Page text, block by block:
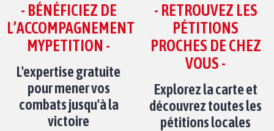
- BÉNÉFICIEZ DE
L’ACCOMPAGNEMENT
MYPETITION -
L'expertise gratuite
pour mener vos
combats jusqu'à la
victoire
- RETROUVEZ LES
PÉTITIONS
PROCHES DE CHEZ
VOUS -
Explorez la carte et
découvrez toutes les
pétitions locales